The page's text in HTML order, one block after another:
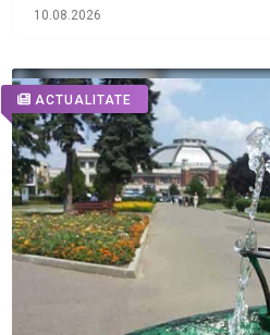
10.08.2026
ACTUALITATE